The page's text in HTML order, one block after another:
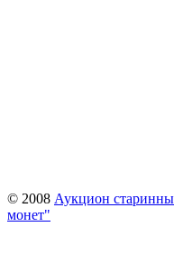
© 2008 Аукцион
монет"